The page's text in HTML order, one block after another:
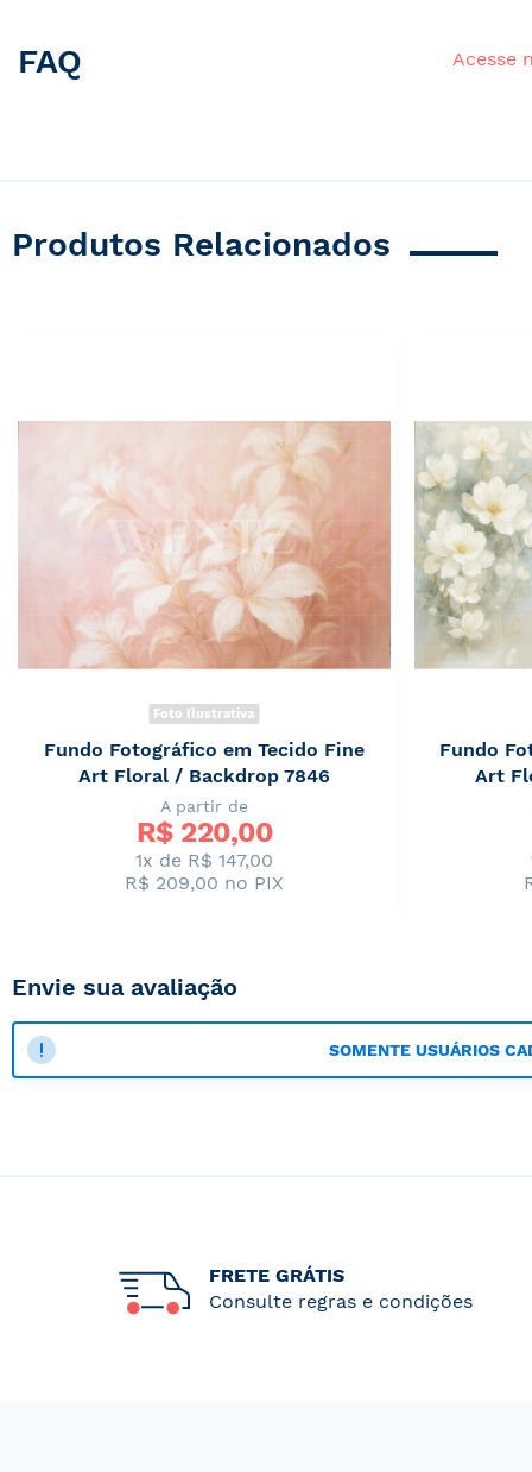
FAQ Acesse
Produtos Relacionados
Foto Ilustrativa
Fundo Fotográfico em Tecido Fine
Art Floral / Backdrop 7846
A partir de
R$ 220,00
1x de R$ 147,00
R$ 209,00 no PIX
Fundo
Art
Envie sua avaliação
SOMENTE USUÁRIOS
FRETE GRÁTIS
Consulte regras e condições